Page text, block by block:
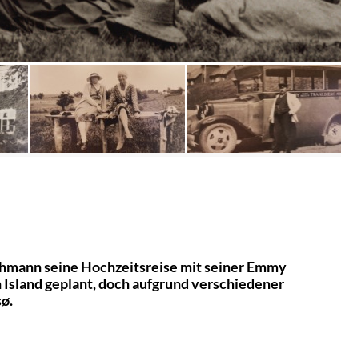
seine Hochzeitsreise mit seiner Emmy
geplant, doch aufgrund verschiedener